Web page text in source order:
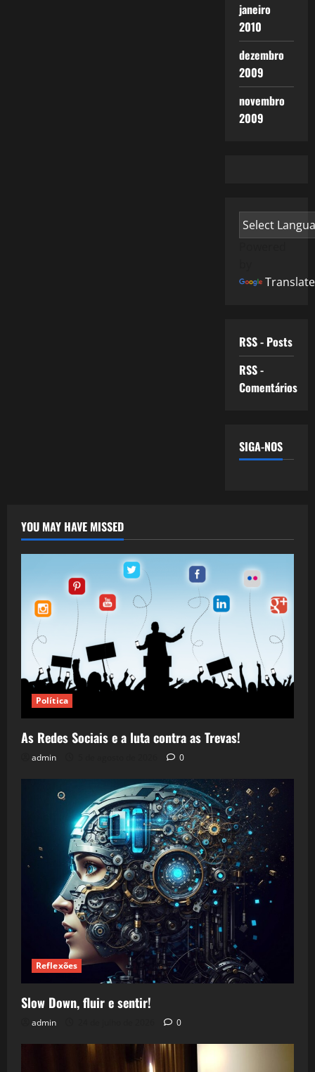
janeiro
2010
dezembro
2009
novembro
2009
Translate
RSS - Posts
RSS -
Comentários
SIGA-NOS
YOU MAY HAVE MISSED
Política
As Redes Sociais e a luta contra as Trevas!
admin 0
Reflexões
Slow Down, fluir e sentir!
admin 0